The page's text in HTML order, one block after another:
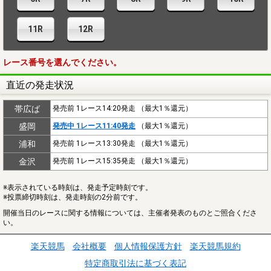
11R 12R
レース番号を選んでください。
直近の発走状況
帯広ば 発売前 1レース14:20発走 （最大1％還元）
盛岡 発売中 1レース11:40発走 （最大1％還元）
浦和 発売前 1レース13:30発走 （最大1％還元）
金沢 発売前 1レース15:35発走 （最大1％還元）
※表示されている時刻は、発走予定時刻です。
※投票締切時刻は、発走時刻の2分前です。
開催当日のレースに関する情報については、主催者発表のものとご照合くださ
い。
楽天競馬 会社概要 個人情報保護方針
楽天競馬規約
特定商取引法に基づく表記